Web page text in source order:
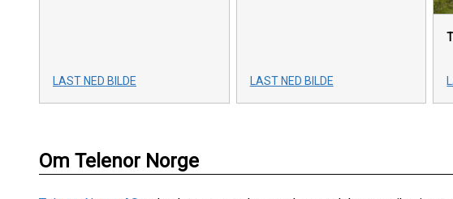
LAST NED BILDE LAST NED BILDE
Om Telenor Norge